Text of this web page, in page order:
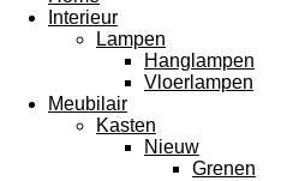
Interieur
Lampen
Hanglampen
Vloerlampen
Meubilair
Kasten
Nieuw
Grenen